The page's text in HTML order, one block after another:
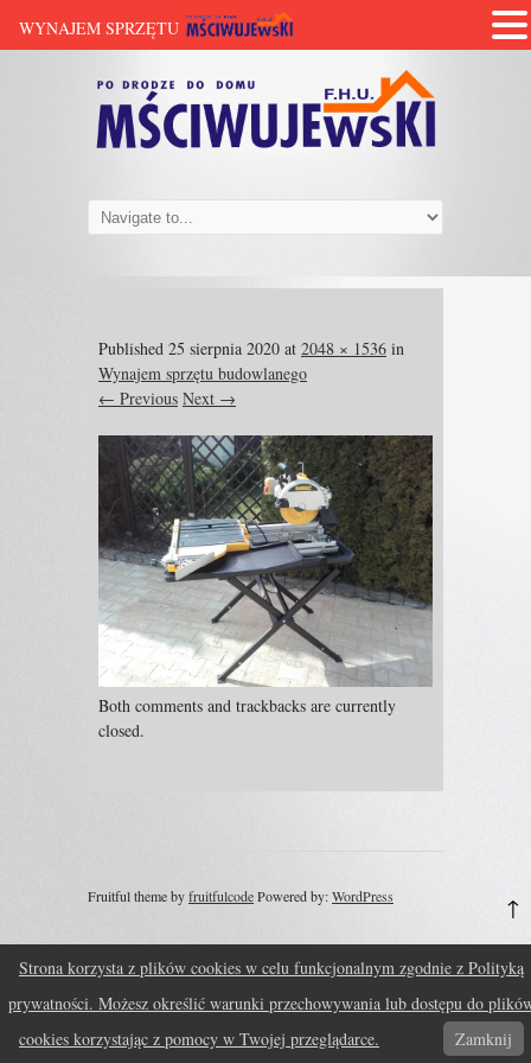
Published 25 sierpnia 2020 at 2048 × 1536 in
Wynajem sprzętu budowlanego
← Previous Next →
Both comments and trackbacks are currently
closed.
Fruitful theme byfruitfulcodePowered by:WordPress ↑
Strona korzysta z plików cookies w celu funkcjonalnym zgodnie z Polityką
prywatności. Możesz określić warunki przechowywania lub dostępu do
cookies korzystając z pomocy w Twojej przeglądarce.
Zamknij
WYNAJEM SPRZĘTU